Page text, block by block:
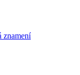
znamení